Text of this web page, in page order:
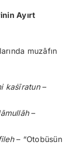
Ayırt
muzâfın
kaṡīratun–
āmullāh–
– “Otobüsün